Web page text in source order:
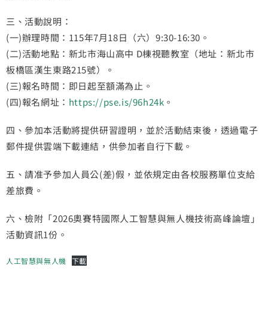
三、活動說明：
(一)辦理時間：115年7月18日（六）9:30-16:30。
(二)活動地點：新北市海山高中 D棟視聽教室（地址：新北市
板橋區漢生東路215號）。
(三)報名時間：即日起至額滿為止。
(四)報名網址： https://pse.is/96h24k 。
四、參加本活動將提供研習證明，並於活動結束後，透過電子
郵件提供雲端下載連結，供參加者自行下載。
五、請准予參加人員公(差)假，並依規定由各校服務單位支給
差旅費。
六、檢附「2026奧賽特國際人工智慧與無人機技術高峰論壇」
活動資訊1份。
人工智慧與無人機 下載